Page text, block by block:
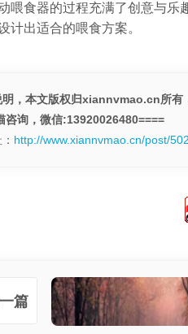
喂食器的过程充满了创意与
计出适合的喂食方案。
，本文版权归xiannvmao.cn所有
咨询，微信:13920026480====
http://www.xiannvmao.cn/post/
篇